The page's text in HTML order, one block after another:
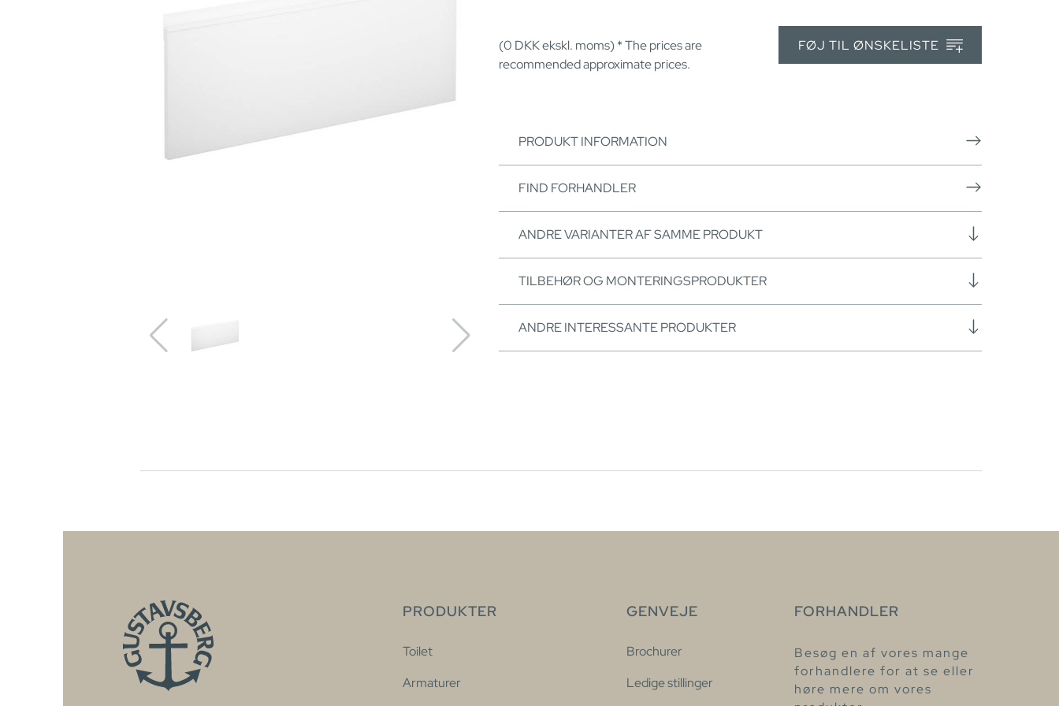
(0 DKKekskl. moms) * The prices are
recommended approximate prices.
FØJ TIL ØNSKELISTE
PRODUKT INFORMATION
FIND FORHANDLER
ANDRE VARIANTER AF SAMME PRODUKT
TILBEHØR OG MONTERINGSPRODUKTER
ANDRE INTERESSANTE PRODUKTER
PRODUKTER
Toilet
Armaturer
GENVEJE
Brochurer
Ledige stillinger
FORHANDLER
Besøg en af vores mange
forhandlere for at se eller
høre mere om vores